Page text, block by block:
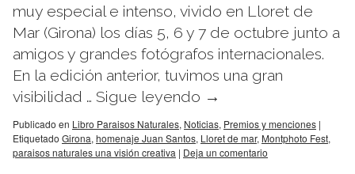
muy especial e intenso, vivido en Lloret de
Mar (Girona) los días 5, 6 y 7 de octubre junto a
amigos y grandes fotógrafos internacionales.
En la edición anterior, tuvimos una gran
visibilidad … Sigue leyendo →
Publicado en Libro Paraisos Naturales, Noticias, Premios y menciones |
Etiquetado Girona, homenaje Juan Santos, Lloret de mar, Montphoto Fest,
paraisos naturales una visión creativa | Deja un comentario